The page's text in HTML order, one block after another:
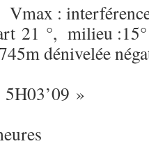
:
21 °, milieu
dénivelée
5H03’09 »